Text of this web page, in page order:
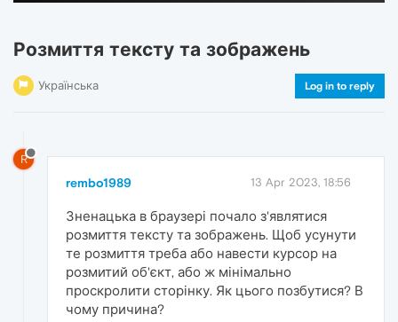
Розмиття тексту та зображень
Українська Log in to reply
R
rembo1989 13 Apr 2023, 18:56
Зненацька в браузері почало з'являтися
розмиття тексту та зображень. Щоб усунути
те розмиття треба або навести курсор на
розмитий об'єкт, або ж мінімально
проскролити сторінку. Як цього позбутися? В
чому причина?